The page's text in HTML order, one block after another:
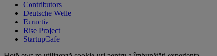
Contributors
Deutsche Welle
Euractiv
Rise Project
StartupCafe